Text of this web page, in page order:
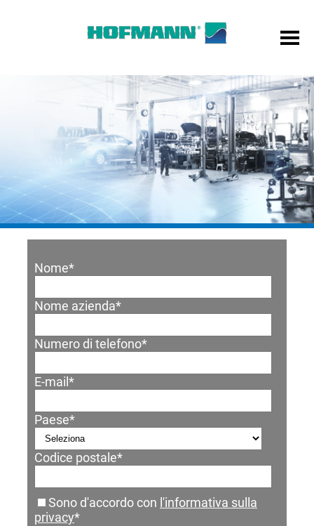
Nome*
Nome azienda*
Numero di telefono*
E-mail *
Paese*
Codice postale*
Sono d'accordo con l'informativa sulla
privacy*